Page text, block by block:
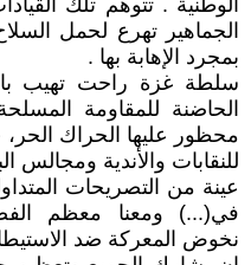
الوطنية . تتوهم تلك
الجماهير تهرع لحمل
بمجرد الإهابة بها .
سلطة غزة راحت تهيب
الحاضنة للمقاومة
محظور عليها الحراك الحر،
للنقابات والأندية
في(...) ومعنا معظم
نخوض المعركة ضد